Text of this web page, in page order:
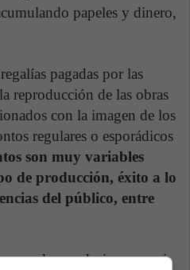
papeles y dinero,
pagadas por las
reproducción de las obras
con la imagen de los
regulares o esporádicos
son muy variables
de producción, éxito a lo
del público, entre
podemos decir es que si